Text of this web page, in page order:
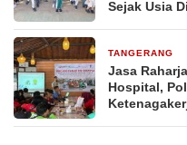
Sejak Usia
TANGERANG
Jasa
Hospital,